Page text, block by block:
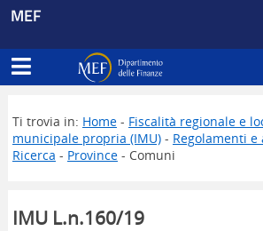
MEF
Apri menu principale
Dipartimento delle
Ti trovia in: Home- Fiscalità regionale e
municipale propria (IMU)- Regolamenti
Ricerca - Province- Comuni
IMU L.n.160/19